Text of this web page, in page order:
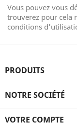
Vous pouvez vous
trouverez pour cela
conditions
PRODUITS
NOTRE SOCIÉTÉ
VOTRE COMPTE